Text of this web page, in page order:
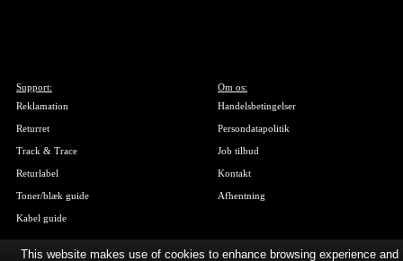
Support:
Reklamation
Returret
Track & Trace
Returlabel
Toner/blæk guide
Kabel guide
Om os:
Handelsbetingelser
Persondatapolitik
Job tilbud
Kontakt
Afhentning
This website makes use of cookies to enhance browsing experience and